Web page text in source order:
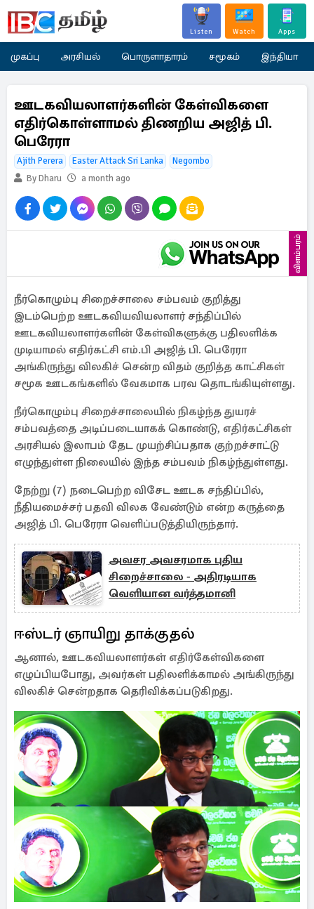
Listen Watch Apps
முகப்பு அரசியல் பொருளாதாரம் சமூகம் இந்தியா
ஊடகவியலாளர்களின் கேள்விகளை
எதிர்கொள்ளாமல் திணறிய அஜித் பி.
பெரேரா
Ajith Perera Easter Attack Sri Lanka
Negombo
By Dharu
a month ago
விளம்பரம்
நீர்கொழும்பு சிறைச்சாலை சம்பவம் குறித்து
இடம்பெற்ற ஊடகவியவியலாளர் சந்திப்பில்
ஊடகவியலாளர்களின் கேள்விகளுக்கு பதிலளிக்க
முடியாமல் எதிர்கட்சி எம்.பி அஜித் பி. பெரேரா
அங்கிருந்து விலகிச் சென்ற விதம் குறித்த காட்சிகள்
சமூக ஊடகங்களில் வேகமாக பரவ தொடங்கியுள்ளது.
நீர்கொழும்பு சிறைச்சாலையில் நிகழ்ந்த துயரச்
சம்பவத்தை அடிப்படையாகக் கொண்டு, எதிர்கட்சிகள்
அரசியல் இலாபம் தேட முயற்சிப்பதாக குற்றச்சாட்டு
எழுந்துள்ள நிலையில் இந்த சம்பவம் நிகழ்ந்துள்ளது.
நேற்று (7) நடைபெற்ற விசேட ஊடக சந்திப்பில்,
நீதியமைச்சர் பதவி விலக வேண்டும் என்ற கருத்தை
அஜித் பி. பெரேரா வெளிப்படுத்தியிருந்தார்.
அவசர அவசரமாக புதிய
சிறைச்சாலை - அதிரடியாக
வெளியான வர்த்தமானி
ஈஸ்டர் ஞாயிறு தாக்குதல்
ஆனால், ஊடகவியலாளர்கள் எதிர்கேள்விகளை
எழுப்பியபோது, அவர்கள் பதிலளிக்காமல் அங்கிருந்து
விலகிச் சென்றதாக தெரிவிக்கப்படுகிறது.